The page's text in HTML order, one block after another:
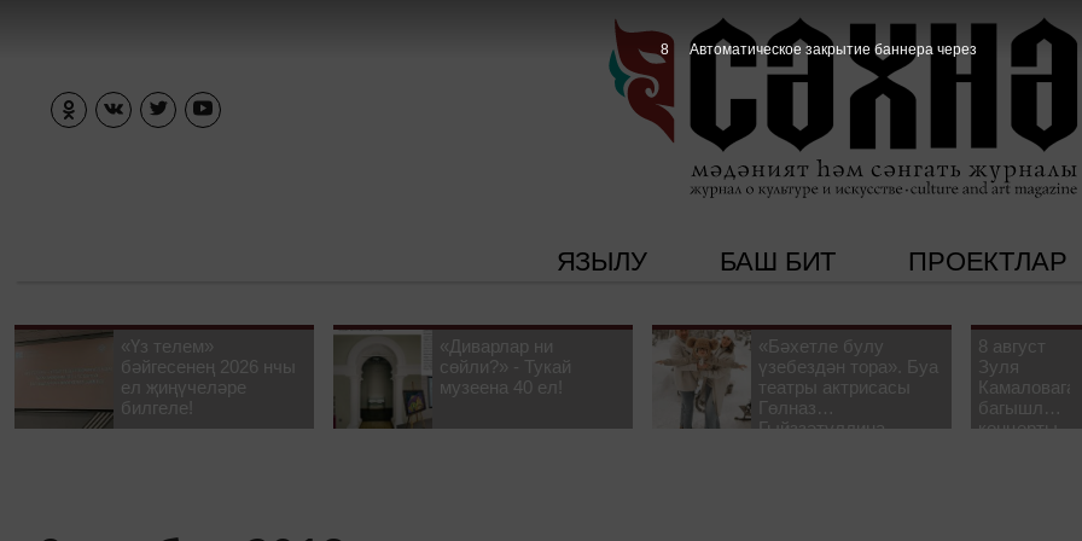
ЯЗЫЛУ БАШ БИТ ПРОЕКТЛАР
«Үз телем»
бәйгесенең 2026 нчы
ел җиңүчеләре
билгеле!
«Диварлар ни
сөйли?» - Тукай
музеена 40 ел!
«Бәхетле булу
үзебездән тора». Буа
театры актрисасы
Гөлназ
Гыйззәтуллина-
8 август
Зуля
Камаловага
багышлау
концерты
7 Автоматическое закрытие баннера через